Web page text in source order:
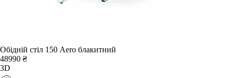
Обідній стіл 150 Aero блакитний
48990 ₴
3D